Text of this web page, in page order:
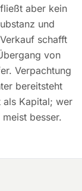
aber kein
und
schafft
von
Verpachtung
bereitsteht
als Kapital; wer
besser.